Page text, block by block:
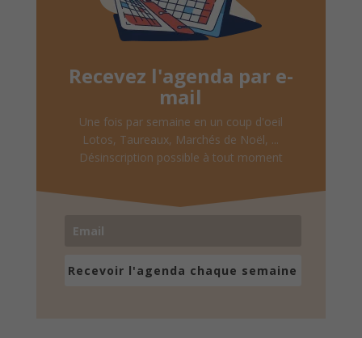
Recevez l'agenda par e-
mail
Une fois par semaine en un coup d'oeil
Lotos, Taureaux, Marchés de Noël, ...
Désinscription possible à tout moment
Recevoir l'agenda chaque semaine